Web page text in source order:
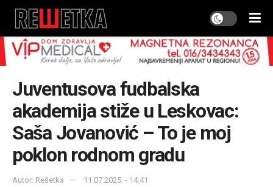
Juventusova fudbalska
akademija stiže u Leskovac:
Saša Jovanović – To je moj
poklon rodnom gradu
Autor: Rešetka 11.07.2025. - 14:41